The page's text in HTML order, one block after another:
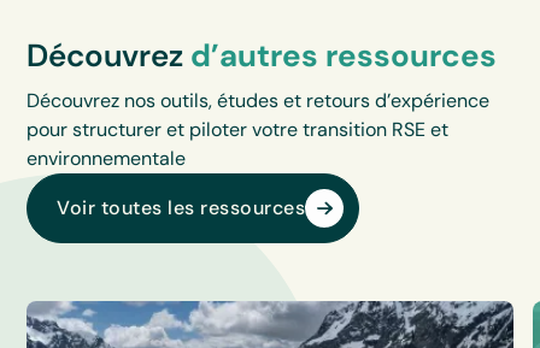
Découvrez d’autres ressources
Découvrez nos outils, études et retours d’expérience
pour structurer et piloter votre transition RSE et
environnementale
Voir toutes les ressources